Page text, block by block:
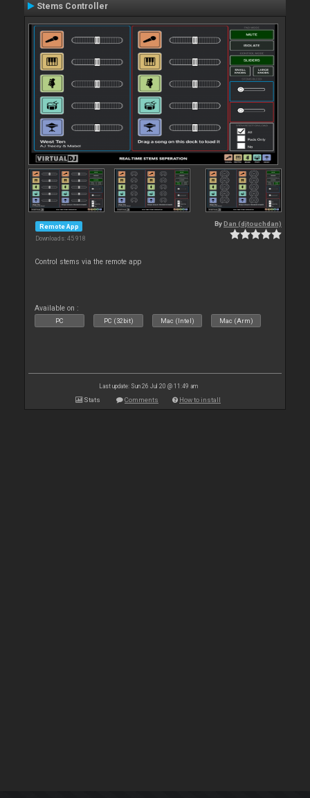
Stems Controller
Remote App
Downloads: 45 918
By Dan (djtouchdan)
Control stems via the remote app
Available on :
PC PC (32bit) Mac (Intel) Mac (Arm)
Last update: Sun 26 Jul 20 @ 11:49 am
Stats Comments How to install